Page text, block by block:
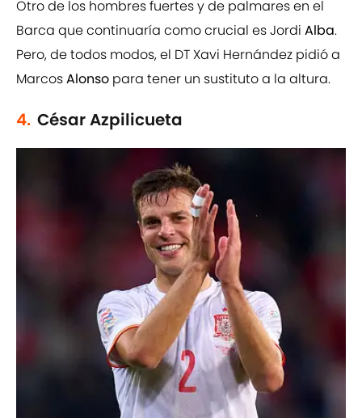
Otro de los hombres fuertes y de palmares en el
Barca que continuaría como crucial es Jordi Alba.
Pero, de todos modos, el DT Xavi Hernández pidió a
MarcosAlonso para tener un sustituto a la altura.
4. César Azpilicueta